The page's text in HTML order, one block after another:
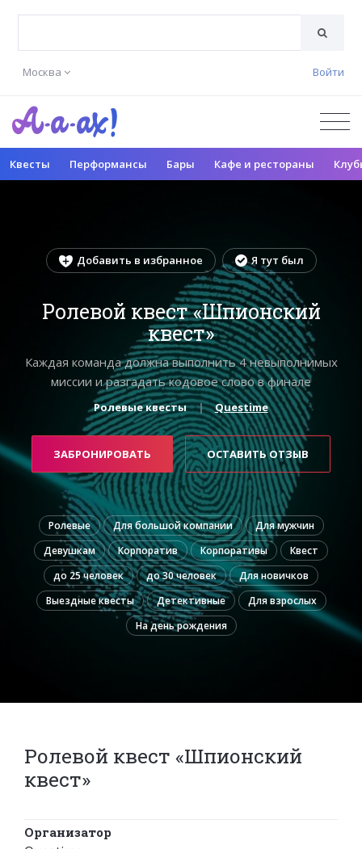
Москва Войти
Квесты Перформансы Бары Кафе и рестораны
Добавить в избранное Я тут был
Ролевой квест «Шпионский
квест»
Каждая команда должна выполнить 4 невыполнимых
миссии и разгадать кодовое слово в финале
Ролевые квесты Questime
ЗАБРОНИРОВАТЬ ОСТАВИТЬ ОТЗЫВ
Ролевые Для большой компании
Для мужчин
Девушкам
Корпоратив Корпоративы
Квест
до 25 человек
до 30 человек
Для новичков
Выездные квесты
Детективные
Для взрослых
На день рождения
Ролевой квест «Шпионский
квест»
Организатор